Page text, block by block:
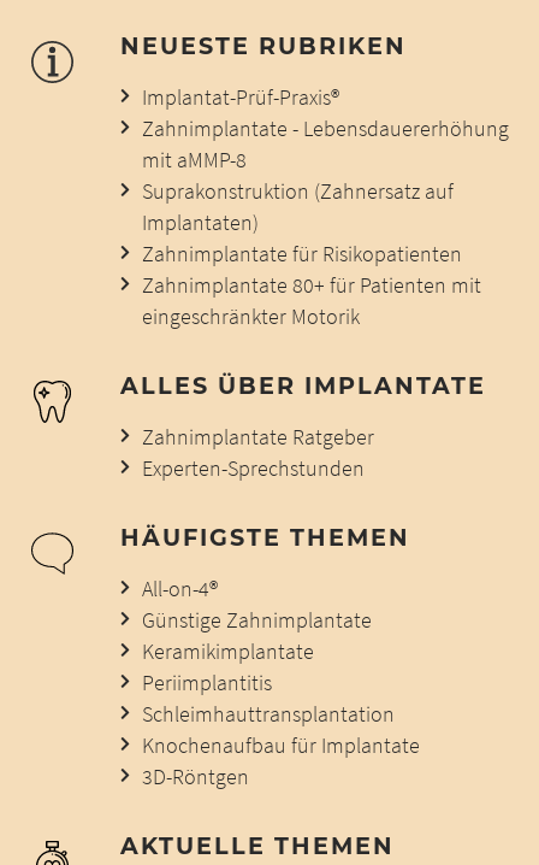
NEUESTE RUBRIKEN
Implantat-Prüf-Praxis®
Zahnimplantate - Lebensdauererhöhung
mit aMMP-8
Suprakonstruktion (Zahnersatz auf
Implantaten)
Zahnimplantate für Risikopatienten
Zahnimplantate 80+ für Patienten mit
eingeschränkter Motorik
ALLES ÜBER IMPLANTATE
Zahnimplantate Ratgeber
Experten-Sprechstunden
HÄUFIGSTE THEMEN
All-on-4®
Günstige Zahnimplantate
Keramikimplantate
Periimplantitis
Schleimhauttransplantation
Knochenaufbau für Implantate
3D-Röntgen
AKTUELLE THEMEN